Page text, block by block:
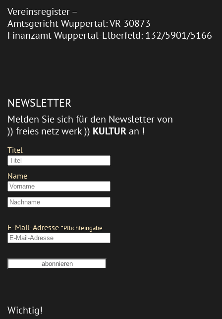
Vereinsregister –
Amtsgericht Wuppertal: VR 30873
Finanzamt Wuppertal-Elberfeld: 132/5901/5166
NEWSLETTER
Melden Sie sich für den Newsletter von
)) freies netz werk )) KULTURan !
Wichtig!